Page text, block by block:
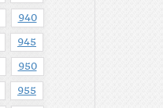
940
945
950
955